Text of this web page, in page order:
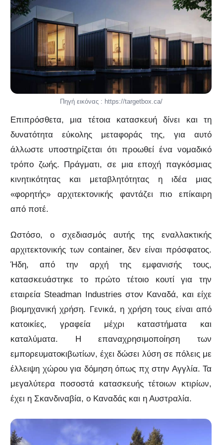
Πηγή εικόνας : https://targetbox.ca/
Επιπρόσθετα, μια τέτοια κατασκευή δίνει και τη
δυνατότητα εύκολης μεταφοράς της, για αυτό
άλλωστε υποστηρίζεται ότι προωθεί ένα νομαδικό
τρόπο ζωής. Πράγματι, σε μια εποχή παγκόσμιας
κινητικότητας και μεταβλητότητας η ιδέα μιας
«φορητής» αρχιτεκτονικής φαντάζει πιο επίκαιρη
από ποτέ.
Ωστόσο, ο σχεδιασμός αυτής της εναλλακτικής
αρχιτεκτονικής των container, δεν είναι πρόσφατος.
Ήδη, από την αρχή της εμφανισής τους,
κατασκευάστηκε το πρώτο τέτοιο κουτί για την
εταιρεία Steadman Industries στον Καναδά, και είχε
βιομηχανική χρήση. Γενικά, η χρήση τους είναι από
κατοικίες, γραφεία μέχρι καταστήματα και
καταλύματα. Η επαναχρησιμοποίηση των
εμπορευματοκιβωτίων, έχει δώσει λύση σε πόλεις με
έλλειψη χώρου για δόμηση όπως πχ στην Αγγλία. Τα
μεγαλύτερα ποσοστά κατασκευής τέτοιων κτιρίων,
έχει η Σκανδιναβία, ο Καναδάς και η Αυστραλία.